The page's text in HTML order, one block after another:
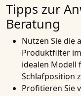
Tipps zur
Beratung
Nutzen Sie die
Produktfilter
idealen Modell
Schlafposition
Profitieren Sie